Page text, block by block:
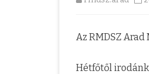
Az RMDSZ
Hétfőtől